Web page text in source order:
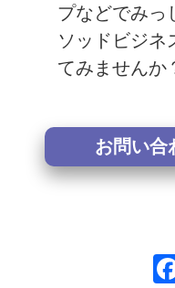
プなどでみっ
ソッドビジネ
てみませんか
お問い合